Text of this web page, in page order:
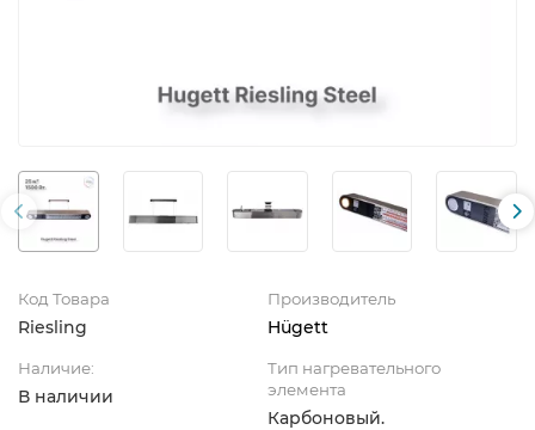
Код Товара
Riesling
Производитель
Hügett
Наличие:
В наличии
Тип нагревательного
элемента
Карбоновый.